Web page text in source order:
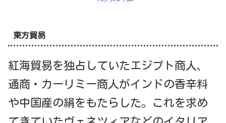
東方貿易
紅海貿易を独占していたエジプト商人、
通商・カーリミー商人がインドの香辛料
や中国産の絹をもたらした。これを求め